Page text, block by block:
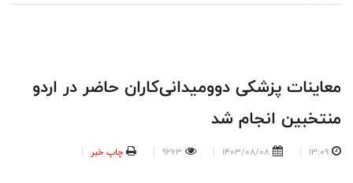
-
-
معاینات پزشکی دوومیدانی‌کاران حاضر در اردو
منتخبین انجام شد
13:09
1403/08/08
9263 چاپ خبر